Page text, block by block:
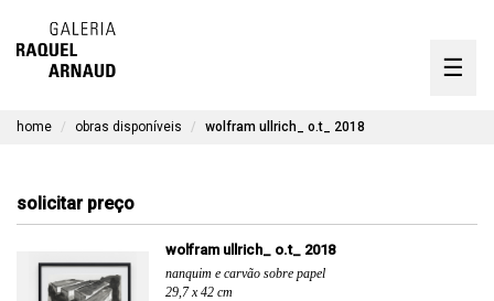
☰
contato
home obras disponíveis wolfram ullrich_ o.t_ 2018
solicitar preço
wolfram ullrich_ o.t_ 2018
nanquim e carvão sobre papel
29,7 x 42 cm